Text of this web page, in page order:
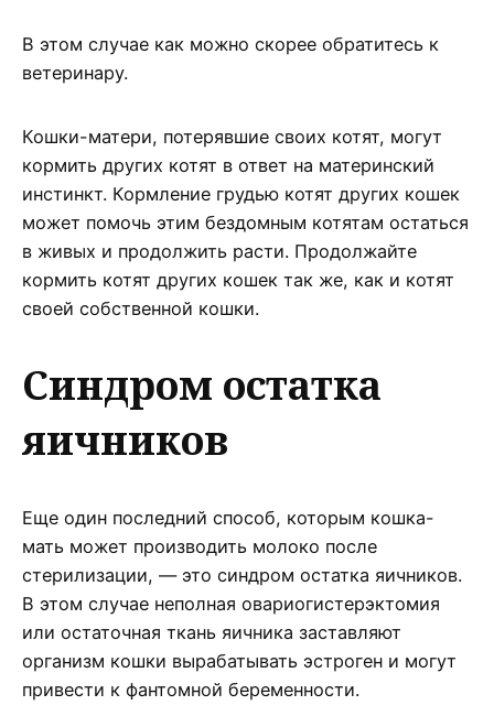
В этом случае как можно скорее обратитесь к
ветеринару.
Кошки-матери, потерявшие своих котят, могут
кормить других котят в ответ на материнский
инстинкт. Кормление грудью котят других кошек
может помочь этим бездомным котятам остаться
в живых и продолжить расти. Продолжайте
кормить котят других кошек так же, как и котят
своей собственной кошки.
Синдром остатка
яичников
Еще один последний способ, которым кошка-
мать может производить молоко после
стерилизации, — это синдром остатка яичников.
В этом случае неполная овариогистерэктомия
или остаточная ткань яичника заставляют
организм кошки вырабатывать эстроген и могут
привести к фантомной беременности.